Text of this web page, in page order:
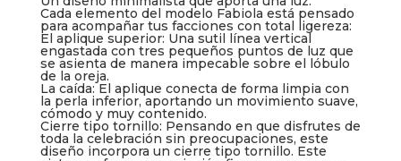
Cada elemento del modelo Fabiola está pensado
para acompañar tus facciones con total ligereza:
El aplique superior: Una sutil línea vertical
engastada con tres pequeños puntos de luz que
se asienta de manera impecable sobre el lóbulo
de la oreja.
La caída: El aplique conecta de forma limpia con
la perla inferior, aportando un movimiento suave,
cómodo y muy contenido.
Cierre tipo tornillo: Pensando en que disfrutes de
toda la celebración sin preocupaciones, este
diseño incorpora un cierre tipo tornillo. Este